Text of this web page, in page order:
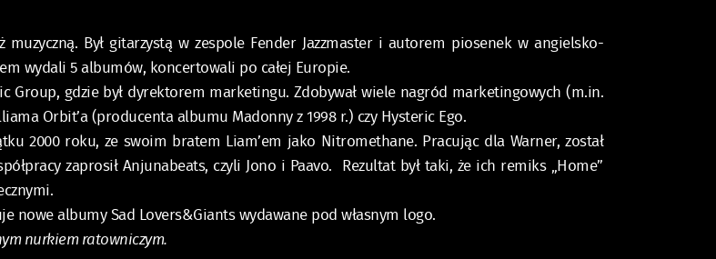
muzyczną. Był gitarzystą w zespole Fender Jazzmaster i autorem piosenek w angielsko-
wydali 5 albumów, koncertowali po całej Europie.
Group, gdzie był dyrektorem marketingu. Zdobywał wiele nagród marketingowych (m.in.
Orbit’a (producenta albumu Madonny z 1998 r.) czy Hysteric Ego.
2000 roku, ze swoim bratem Liam’em jako Nitromethane. Pracując dla Warner, został
zaprosił Anjunabeats, czyli Jono i Paavo. Rezultat był taki, że ich remiks „Home”
nowe albumy Sad Lovers&Giants wydawane pod własnym logo.
nurkiem ratowniczym.